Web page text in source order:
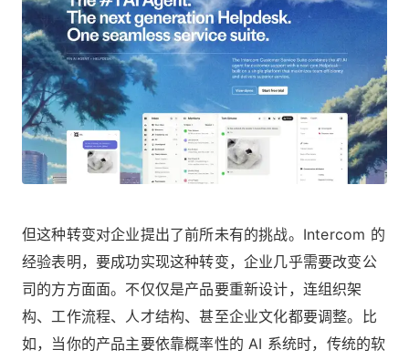
但这种转变对企业提出了前所未有的挑战。Intercom 的
经验表明，要成功实现这种转变，企业几乎需要改变公
司的方方面面。不仅仅是产品要重新设计，连组织架
构、工作流程、人才结构、甚至企业文化都要调整。比
如，当你的产品主要依靠概率性的 AI 系统时，传统的软